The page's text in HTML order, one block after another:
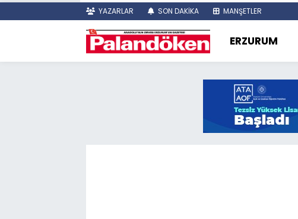
YAZARLAR SON DAKİKA MANŞETLER
ERZURUM